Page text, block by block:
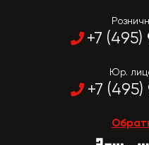
+7 (495)
Юр.
+7 (495)